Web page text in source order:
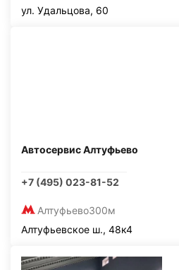
ул. Удальцова, 60
Автосервис Алтуфьево
+7 (495) 023-81-52
Алтуфьево300м
Алтуфьевское ш., 48к4